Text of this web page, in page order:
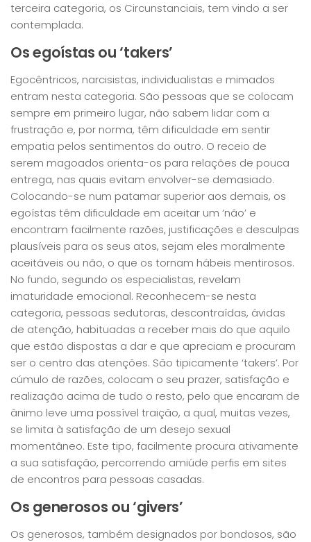
terceira categoria, os Circunstanciais, tem vindo a ser
contemplada.
Os egoístas ou ‘takers’
Egocêntricos, narcisistas, individualistas e mimados
entram nesta categoria. São pessoas que se colocam
sempre em primeiro lugar, não sabem lidar com a
frustração e, por norma, têm dificuldade em sentir
empatia pelos sentimentos do outro. O receio de
serem magoados orienta-os para relações de pouca
entrega, nas quais evitam envolver-se demasiado.
Colocando-se num patamar superior aos demais, os
egoístas têm dificuldade em aceitar um ‘não’ e
encontram facilmente razões, justificações e desculpas
plausíveis para os seus atos, sejam eles moralmente
aceitáveis ou não, o que os tornam hábeis mentirosos.
No fundo, segundo os especialistas, revelam
imaturidade emocional. Reconhecem-se nesta
categoria, pessoas sedutoras, descontraídas, ávidas
de atenção, habituadas a receber mais do que aquilo
que estão dispostas a dar e que apreciam e procuram
ser o centro das atenções. São tipicamente ‘takers’. Por
cúmulo de razões, colocam o seu prazer, satisfação e
realização acima de tudo o resto, pelo que encaram de
ânimo leve uma possível traição, a qual, muitas vezes,
se limita à satisfação de um desejo sexual
momentâneo. Este tipo, facilmente procura ativamente
a sua satisfação, percorrendo amiúde perfis em sites
de encontros para pessoas casadas.
Os generosos ou ‘givers’
Os generosos, também designados por bondosos, são